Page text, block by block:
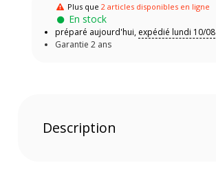
Plus que2 articles disponibles en ligne
En stock
préparé aujourd'hui, expédié lundi 10/08
Garantie 2 ans
Description